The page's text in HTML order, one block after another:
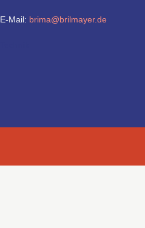
E-Mail: brima@brilmayer.de